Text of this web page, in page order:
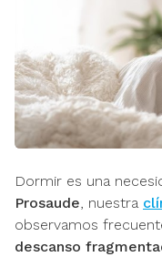
Dormir es una
Prosaude, nuestra
observamos
descanso